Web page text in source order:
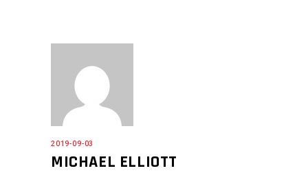
2019-09-03
MICHAEL ELLIOTT